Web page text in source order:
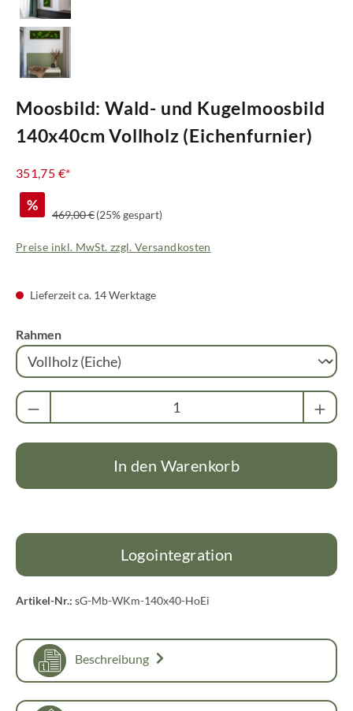
Moosbild: Wald- und Kugelmoosbild
140x40cm Vollholz (Eichenfurnier)
351,75 €*
%
Regulärer Preis:
469,00 €(25% gespart)
Preise inkl. MwSt. zzgl. Versandkosten
Lieferzeit ca. 14 Werktage
Rahmenauswählen
Produkt Anzahl: Gib den gewünschten Wert
In den Warenkorb
Logointegration
Artikel-Nr.: sG-Mb-WKm-140x40-HoEi
Beschreibung